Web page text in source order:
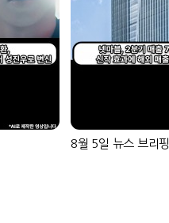
8월 5일 뉴스 브리핑